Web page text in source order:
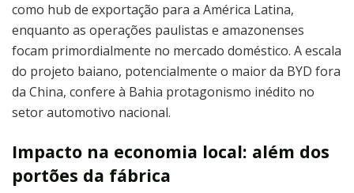
como hub de exportação para a América Latina,
enquanto as operações paulistas e amazonenses
focam primordialmente no mercado doméstico. A escala
do projeto baiano, potencialmente o maior da BYD fora
da China, confere à Bahia protagonismo inédito no
setor automotivo nacional.
Impacto na economia local: além dos
portões da fábrica